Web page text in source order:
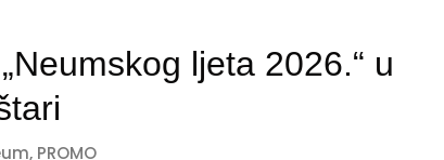
ljeta 2026.“ u
, PROMO